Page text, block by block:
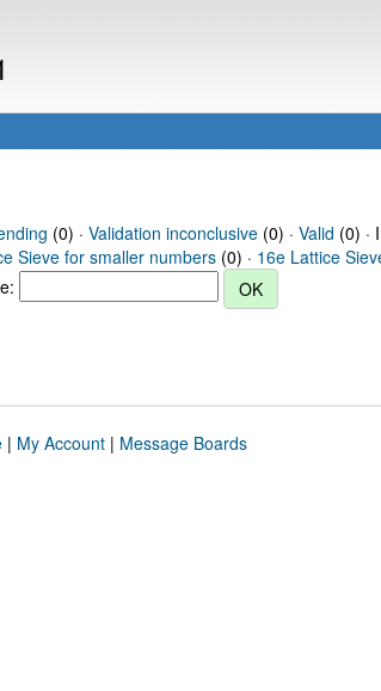
(0) · Validation inconclusive(0) · Valid (0) ·
Sieve for smaller numbers (0) · 16e Lattice
| My Account| Message Boards